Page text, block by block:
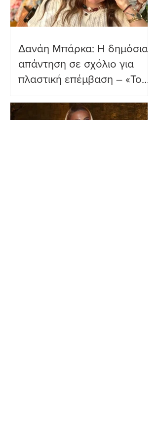
Δανάη Μπάρκα: Η δημόσια
απάντηση σε σχόλιο για
πλαστική επέμβαση – «Το
ωραιότερο σχόλιο που